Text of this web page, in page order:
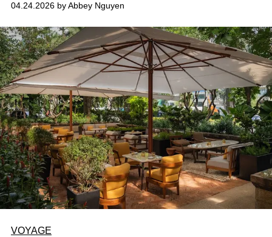
xếp chồng lên nhau, nơi lịch sử, tôn giáo và nghệ thuật
cùng tồn tại như những gam màu trong một bức tranh
sống động.
04.24.2026 by Abbey Nguyen
VOYAGE